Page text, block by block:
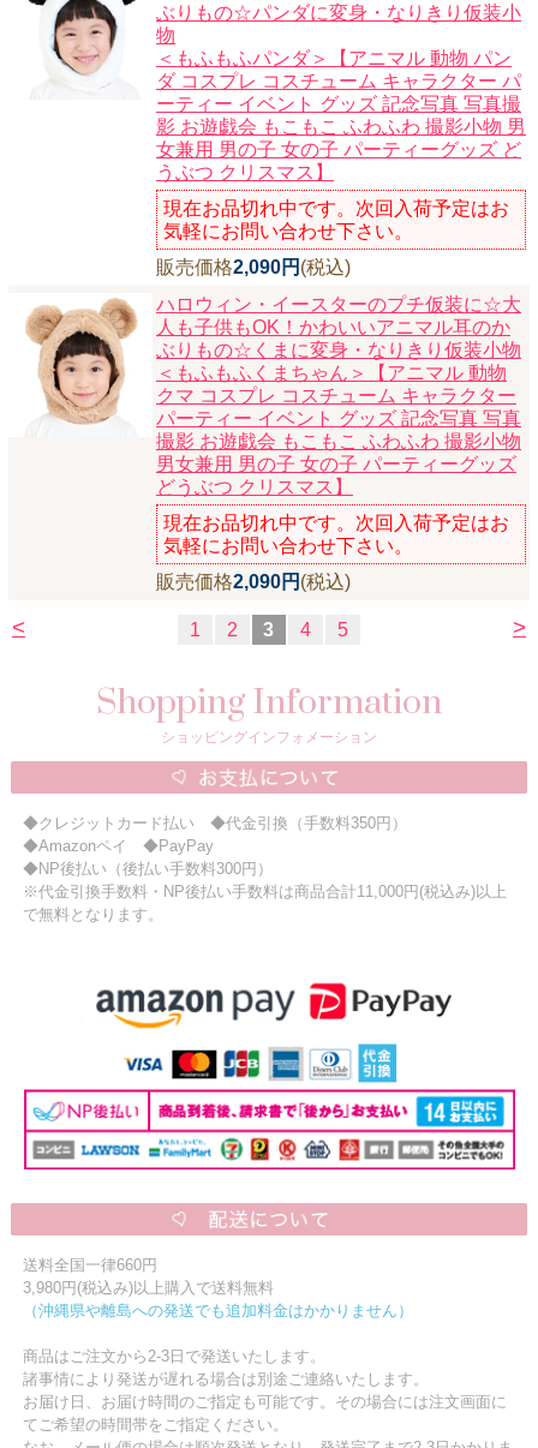
ぶりもの☆パンダに変身・なりきり仮装小
物
＜もふもふパンダ＞【アニマル 動物 パン
ダ コスプレ コスチューム キャラクター パ
ーティー イベント グッズ 記念写真 写真撮
影 お遊戯会 もこもこ ふわふわ 撮影小物 男
女兼用 男の子 女の子 パーティーグッズ ど
うぶつ クリスマス】
現在お品切れ中です。次回入荷予定はお
気軽にお問い合わせ下さい。
販売価格2,090円 (税込)
ハロウィン・イースターのプチ仮装に☆大
人も子供もOK！かわいいアニマル耳のか
ぶりもの☆くまに変身・なりきり仮装小物
＜もふもふくまちゃん＞【アニマル 動物
クマ コスプレ コスチューム キャラクター
パーティー イベント グッズ 記念写真 写真
撮影 お遊戯会 もこもこ ふわふわ 撮影小物
男女兼用 男の子 女の子 パーティーグッズ
どうぶつ クリスマス】
現在お品切れ中です。次回入荷予定はお
気軽にお問い合わせ下さい。
販売価格2,090円 (税込)
< >
1 2 3 4 5
Shopping Information
ショッピングインフォメーション
◆クレジットカード払い ◆代金引換（手数料350円）
◆Amazonペイ ◆PayPay
◆NP後払い（後払い手数料300円）
※代金引換手数料・NP後払い手数料は商品合計11,000円(税込み)以上
で無料となります。
送料全国一律660円
3,980円(税込み)以上購入で送料無料
（沖縄県や離島への発送でも追加料金はかかりません）
商品はご注文から2-3日で発送いたします。
諸事情により発送が遅れる場合は別途ご連絡いたします。
お届け日、お届け時間のご指定も可能です。その場合には注文画面に
てご希望の時間帯をご指定ください。